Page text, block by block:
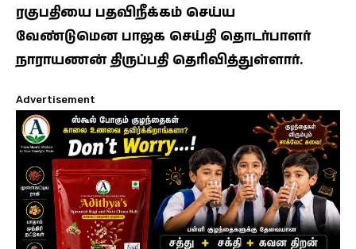
ரகுபதியை பதவிநீக்கம் செய்ய
வேண்டுமென பாஜக செய்தி தொடர்பாளர்
நாராயணன் திருப்பதி தெரிவித்துள்ளார்.
Advertisement